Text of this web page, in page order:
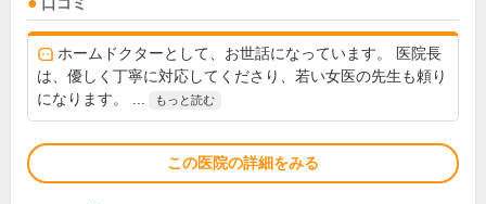
口コミ
ホームドクターとして、お世話になっています。 医院長
は、優しく丁寧に対応してくださり、若い女医の先生も頼り
になります。 ...
もっと読む
この医院の詳細をみる